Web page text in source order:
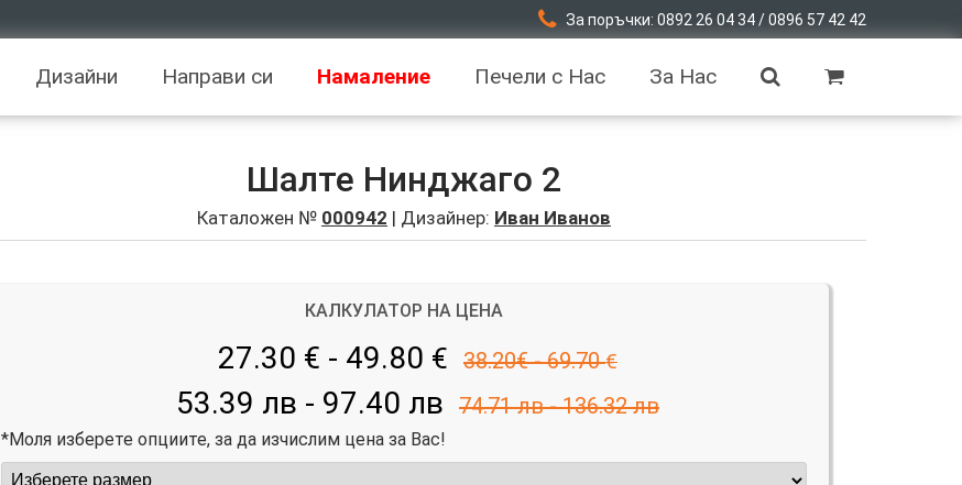
За поръчки: 0892 26 04 34 / 0896 57 42 42
Дизайни Направи си Намаление Печели с Нас За Нас
Шалте Нинджаго 2
Каталожен № 000942 | Дизайнер: Иван Иванов
КАЛКУЛАТОР НА ЦЕНА
27.30 € - 49.80 € 38.20€ - 69.70 €
53.39 лв - 97.40 лв 74.71 лв - 136.32 лв
*Моля изберете опциите, за да изчислим цена за Вас!